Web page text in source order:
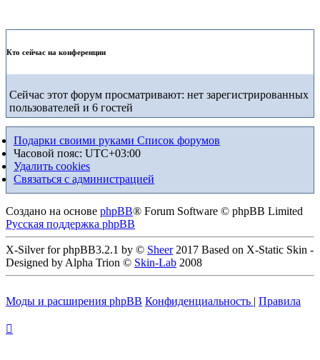
Кто сейчас на конференции
Сейчас этот форум просматривают: нет зарегистрированных
пользователей и 6 гостей
Подарки своими руками Список форумов
Часовой пояс: UTC+03:00
Удалить cookies
Связаться с администрацией
Создано на основе phpBB® Forum Software © phpBB Limited
Русская поддержка phpBB
X-Silver for phpBB3.2.1 by © Sheer2017 Based on X-Static Skin -
Designed by Alpha Trion © Skin-Lab 2008
Моды и расширения phpBB Конфиденциальность | Правила